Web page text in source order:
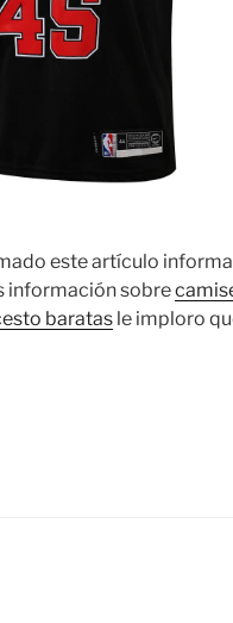
este artículo
información sobre
baratasle imploro